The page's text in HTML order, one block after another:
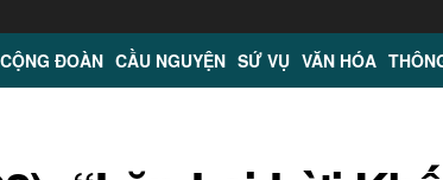
ĐOÀN CẦU NGUYỆN SỨ VỤ VĂN HÓA